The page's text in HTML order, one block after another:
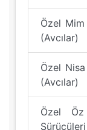
Özel
(Avcılar)
Özel
(Avcılar)
Özel